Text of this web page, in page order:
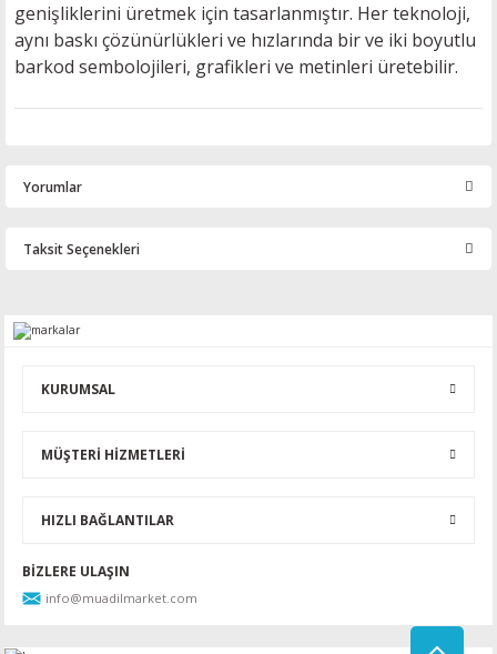
genişliklerini üretmek için tasarlanmıştır. Her teknoloji,
aynı baskı çözünürlükleri ve hızlarında bir ve iki boyutlu
barkod sembolojileri, grafikleri ve metinleri üretebilir.
Yorumlar
Taksit Seçenekleri
KURUMSAL
MÜŞTERİ HİZMETLERİ
HIZLI BAĞLANTILAR
BİZLERE ULAŞIN
info@muadilmarket.com